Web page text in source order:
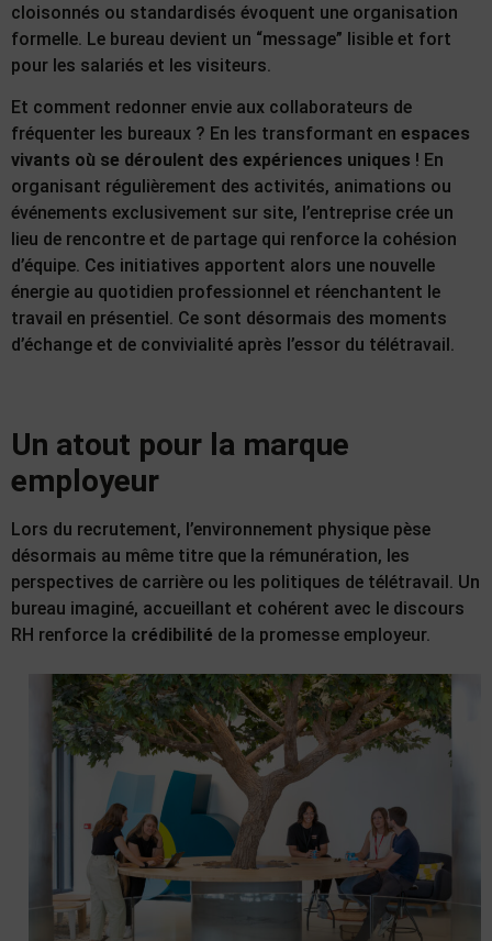
cloisonnés ou standardisés évoquent une organisation
formelle. Le bureau devient un “message” lisible et fort
pour les salariés et les visiteurs.
Et comment redonner envie aux collaborateurs de
fréquenter les bureaux ? En les transformant en espaces
vivants où se déroulent des expériences uniques ! En
organisant régulièrement des activités, animations ou
événements exclusivement sur site, l’entreprise crée un
lieu de rencontre et de partage qui renforce la cohésion
d’équipe. Ces initiatives apportent alors une nouvelle
énergie au quotidien professionnel et réenchantent le
travail en présentiel. Ce sont désormais des moments
d’échange et de convivialité après l’essor du télétravail.
Un atout pour la marque
employeur
Lors du recrutement, l’environnement physique pèse
désormais au même titre que la rémunération, les
perspectives de carrière ou les politiques de télétravail. Un
bureau imaginé, accueillant et cohérent avec le discours
RH renforce la crédibilité de la promesse employeur.